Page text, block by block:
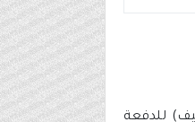
للدفعة